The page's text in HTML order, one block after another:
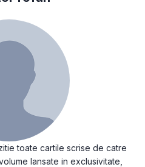
toate cartile scrise de catre
lansate in exclusivitate,